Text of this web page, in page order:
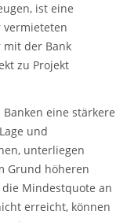
ist eine
vermieteten
der Bank
zu Projekt
eine stärkere
und
unterliegen
Grund höheren
Mindestquote an
erreicht, können